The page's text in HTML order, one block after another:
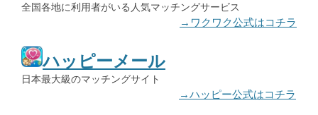
全国各地に利用者がいる人気マッチングサービス
→ワクワク公式はコチラ
ハッピーメール
日本最大級のマッチングサイト
→ハッピー公式はコチラ